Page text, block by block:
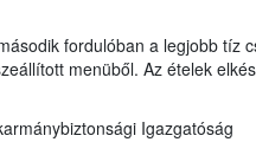
fordulóban a legjobb tíz
menüből. Az ételek
Igazgatóság